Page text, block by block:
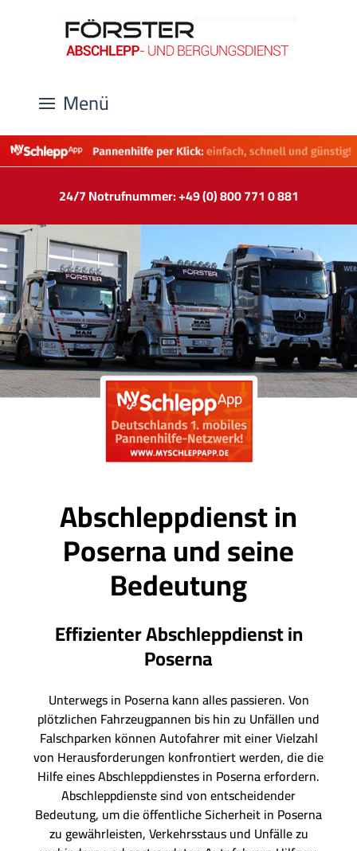
Menü
24/7 Notrufnummer: +49 (0) 800 771 0 881
Abschleppdienst in
Poserna und seine
Bedeutung
Effizienter Abschleppdienst in
Poserna
Unterwegs in Poserna kann alles passieren. Von
plötzlichen Fahrzeugpannen bis hin zu Unfällen und
Falschparken können Autofahrer mit einer Vielzahl
von Herausforderungen konfrontiert werden, die die
Hilfe eines Abschleppdienstes in Poserna erfordern.
Abschleppdienste sind von entscheidender
Bedeutung, um die öffentliche Sicherheit in Poserna
zu gewährleisten, Verkehrsstaus und Unfälle zu